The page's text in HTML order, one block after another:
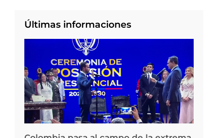
Últimas informaciones